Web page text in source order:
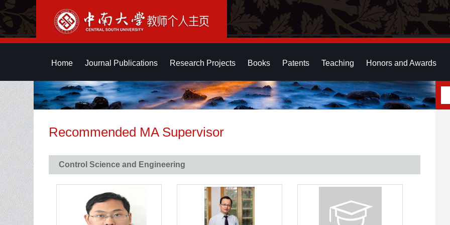
Home Journal Publications Research Projects Books Patents Teaching Honors and Awards
Recommended MA Supervisor
Control Science and Engineering